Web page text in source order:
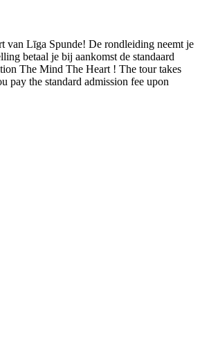
van Līga Spunde! De rondleiding neemt je
betaal je bij aankomst de standaard
The Mind The Heart ! The tour takes
pay the standard admission fee upon